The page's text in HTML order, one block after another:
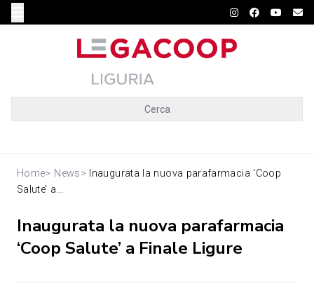
Cerca
Home> News> Inaugurata la nuova parafarmacia ‘Coop
Salute’ a...
Inaugurata la nuova parafarmacia
‘Coop Salute’ a Finale Ligure